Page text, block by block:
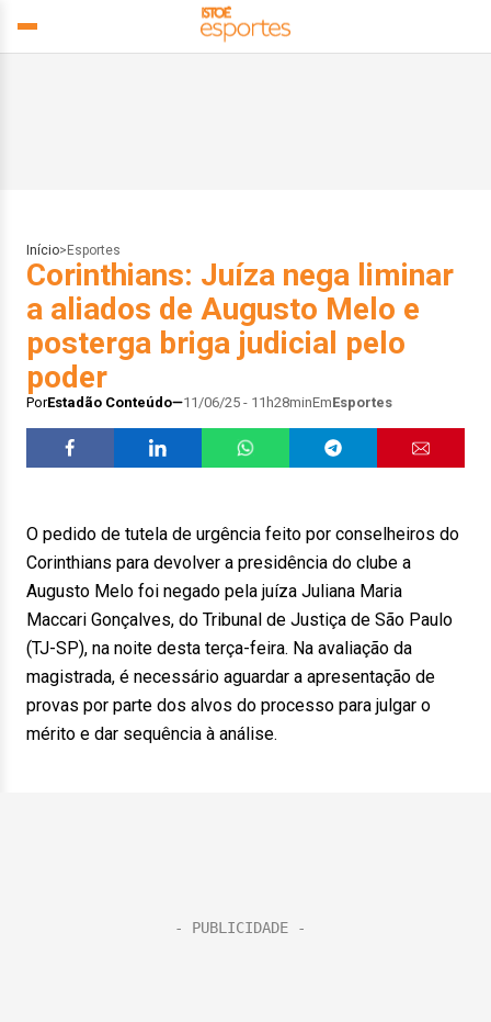
Início> Esportes
Corinthians: Juíza nega liminar
a aliados de Augusto Melo e
posterga briga judicial pelo
poder
PorEstadão Conteúdo 11/06/25 - 11h28minEmEsportes
O pedido de tutela de urgência feito por conselheiros do
Corinthians para devolver a presidência do clube a
Augusto Melo foi negado pela juíza Juliana Maria
Maccari Gonçalves, do Tribunal de Justiça de São Paulo
(TJ-SP), na noite desta terça-feira. Na avaliação da
magistrada, é necessário aguardar a apresentação de
provas por parte dos alvos do processo para julgar o
mérito e dar sequência à análise.